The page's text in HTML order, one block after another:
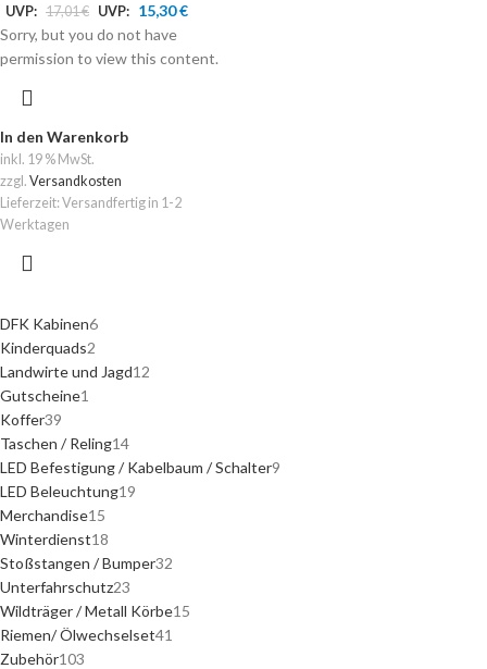
DFK Kabinen6
Kinderquads2
Landwirte und Jagd12
Gutscheine1
Koffer39
Taschen / Reling14
LED Befestigung / Kabelbaum / Schalter9
LED Beleuchtung19
Merchandise15
Winterdienst18
Stoßstangen / Bumper32
Unterfahrschutz23
Wildträger / Metall Körbe15
Riemen/ Ölwechselset41
Zubehör103
UVP: 17,01€ UVP: 15,30€
Sorry, but you do not have
permission to view this content.
In den Warenkorb
inkl. 19 % MwSt.
zzgl. Versandkosten
Lieferzeit: Versandfertig in 1-2
Werktagen